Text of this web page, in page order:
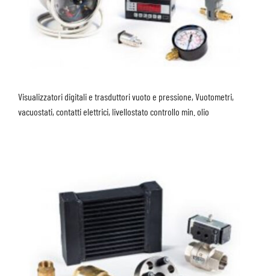
Visualizzatori digitali e trasduttori vuoto e pressione, Vuotometri,
vacuostati, contatti elettrici, livellostato controllo min. olio